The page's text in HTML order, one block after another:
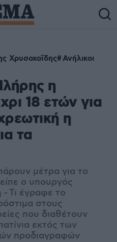
Χρυσοχοΐδης Ανήλικοι
η
18 ετών για
η
τα
μέτρα για το
ο υπουργός
Τι έγραφε το
στους
που διαθέτουν
εκτός των
προδιαγραφών